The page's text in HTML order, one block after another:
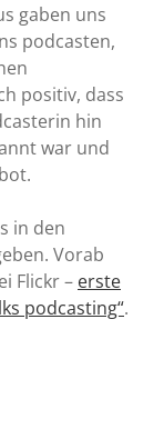
gaben uns
podcasten,
positiv, dass
hin
war und
in den
Vorab
Flickr – erste
podcasting“.